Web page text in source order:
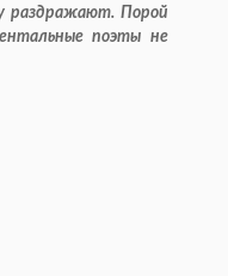
раздражают. Порой
поэты не